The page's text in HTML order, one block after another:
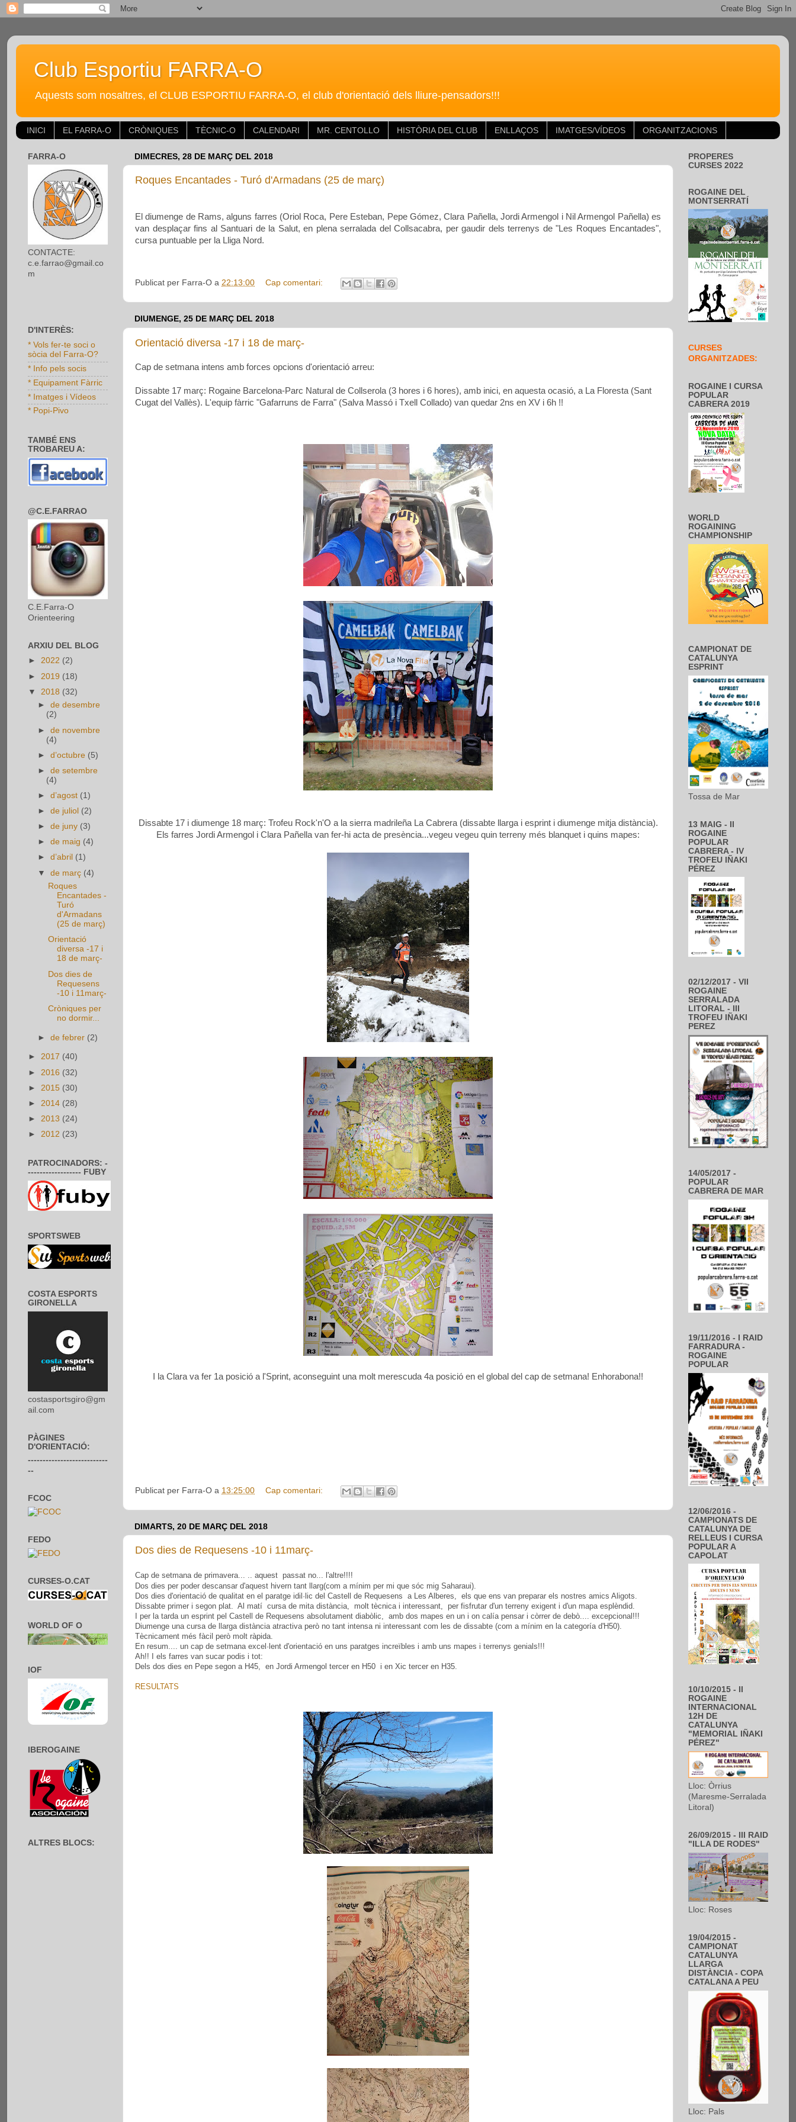
Club Esportiu FARRA-O
Aquests som nosaltres, el CLUB ESPORTIU FARRA-O, el club d'orientació dels lliure-pensadors!!!
INICI EL FARRA-O CRÒNIQUES TÈCNIC-O CALENDARI MR. CENTOLLO HISTÒRIA DEL CLUB ENLLAÇOS IMATGES/VÍDEOS ORGANITZACIONS
DIMECRES, 28 DE MARÇ DEL 2018
Roques Encantades - Turó d'Armadans (25 de març)
El diumenge de Rams, alguns farres (Oriol Roca, Pere Esteban, Pepe Gómez, Clara Pañella, Jordi Armengol i Nil Armengol Pañella)es
van desplaçar fins al Santuari de la Salut, en plena serralada del Collsacabra, per gaudir dels terrenys de "Les Roques Encantades",
cursa puntuable per la Lliga Nord.
Publicat per Farra-O a 22:13:00 Cap comentari:
DIUMENGE, 25 DE MARÇ DEL 2018
Orientació diversa -17 i 18 de març-
Cap de setmana intens amb forces opcions d'orientació arreu:
Dissabte 17 març: Rogaine Barcelona-Parc Natural de Collserola (3 hores i 6 hores), amb inici, en aquesta ocasió, a La Floresta (Sant
Cugat del Vallès). L'equip fàrric "Gafarruns de Farra" (Salva Massó i Txell Collado) van quedar 2ns en XV i 6h !!
Dissabte 17 i diumenge 18 març: Trofeu Rock'n'O a la sierra madrileña La Cabrera (dissabte llarga i esprint i diumenge mitja distància).
Els farres Jordi Armengol i Clara Pañella van fer-hi acta de presència...vegeu vegeu quin terreny més blanquet i quins mapes:
I la Clara va fer 1a posició a l'Sprint, aconseguint una molt merescuda 4a posició en el global del cap de setmana! Enhorabona!!
Publicat per Farra-O a 13:25:00 Cap comentari:
DIMARTS, 20 DE MARÇ DEL 2018
Dos dies de Requesens -10 i 11març-
Cap de setmana de primavera... .. aquest passat no... l'altre!!!!
Dos dies per poder descansar d'aquest hivern tant llarg(com a mínim per mi que sóc mig Saharaui).
Dos dies d'orientació de qualitat en el paratge idil·lic del Castell de Requesens a Les Alberes, els que ens van preparar els nostres amics Aligots.
Dissabte primer i segon plat. Al matí cursa de mita distància, molt tècnica i interessant, per fisfrutar d'un terreny exigent i d'un mapa esplèndid.
I per la tarda un esprint pel Castell de Requesens absolutament diabòlic, amb dos mapes en un i on calía pensar i còrrer de debò.... excepcional!!!
Diumenge una cursa de llarga distància atractiva però no tant intensa ni interessant com les de dissabte (com a mínim en la categoría d'H50).
Tècnicament més fàcil però molt ràpida.
En resum.... un cap de setmana excel·lent d'orientació en uns paratges increïbles i amb uns mapes i terrenys genials!!!
Ah!! I els farres van sucar podis i tot:
Dels dos dies en Pepe segon a H45, en Jordi Armengol tercer en H50 i en Xic tercer en H35.
RESULTATS
FARRA-O
CONTACTE:
c.e.farrao@gmail.co
m
D'INTERÈS:
* Vols fer-te soci o
sòcia del Farra-O?
* Info pels socis
* Equipament Fàrric
* Imatges i Vídeos
* Popi-Pivo
TAMBÉ ENS
TROBAREU A:
@C.E.FARRAO
C.E.Farra-O
Orienteering
ARXIU DEL BLOG
► 2022 (2)
► 2019 (18)
▼ 2018 (32)
►de desembre
(2)
►de novembre
(4)
►d’octubre (5)
►de setembre
(4)
►d’agost (1)
►de juliol (2)
►de juny (3)
►de maig (4)
►d’abril (1)
▼de març (4)
Roques
Encantades -
Turó
d'Armadans
(25 de març)
Orientació
diversa -17 i
18 de març-
Dos dies de
Requesens
-10 i 11març-
Cròniques per
no dormir...
►de febrer (2)
► 2017 (40)
► 2016 (32)
► 2015 (30)
► 2014 (28)
► 2013 (24)
► 2012 (23)
PATROCINADORS: -
------------------ FUBY
SPORTSWEB
COSTA ESPORTS
GIRONELLA
costasportsgiro@gm
ail.com
PÀGINES
D'ORIENTACIÓ:
---------------------------
--
FCOC
FEDO
CURSES-O.CAT
WORLD OF O
IOF
IBEROGAINE
ALTRES BLOCS:
PROPERES
CURSES 2022
ROGAINE DEL
MONTSERRATÍ
CURSES
ORGANITZADES:
ROGAINE I CURSA
POPULAR
CABRERA 2019
WORLD
ROGAINING
CHAMPIONSHIP
CAMPIONAT DE
CATALUNYA
ESPRINT
Tossa de Mar
13 MAIG - II
ROGAINE
POPULAR
CABRERA - IV
TROFEU IÑAKI
PÉREZ
02/12/2017 - VII
ROGAINE
SERRALADA
LITORAL - III
TROFEU IÑAKI
PEREZ
14/05/2017 -
POPULAR
CABRERA DE MAR
19/11/2016 - I RAID
FARRADURA -
ROGAINE
POPULAR
12/06/2016 -
CAMPIONATS DE
CATALUNYA DE
RELLEUS I CURSA
POPULAR A
CAPOLAT
10/10/2015 - II
ROGAINE
INTERNACIONAL
12H DE
CATALUNYA
"MEMORIAL IÑAKI
PÉREZ"
Lloc: Òrrius
(Maresme-Serralada
Litoral)
26/09/2015 - III RAID
"ILLA DE RODES"
Lloc: Roses
19/04/2015 -
CAMPIONAT
CATALUNYA
LLARGA
DISTÀNCIA - COPA
CATALANA A PEU
Lloc: Pals